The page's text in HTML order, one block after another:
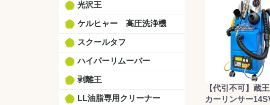
光沢王
ケルヒャー 高圧洗浄機
スクールタフ
ハイパーリムーバー
剥離王
LL油脂専用クリーナー
【代引不可】蔵
カーリンサー